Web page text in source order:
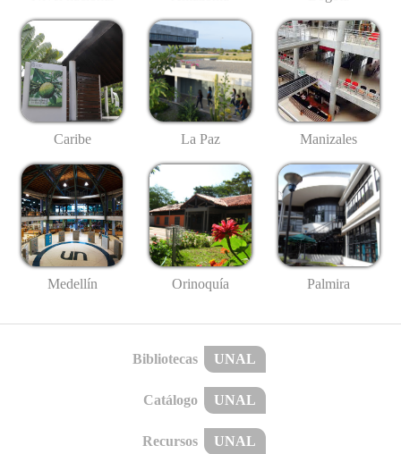
Caribe La Paz Manizales
Medellín Orinoquía Palmira
Bibliotecas UNAL
Catálogo UNAL
Recursos UNAL